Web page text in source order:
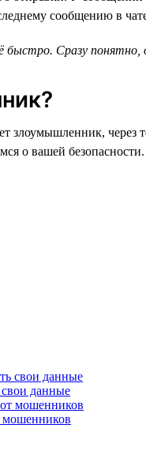
сообщению в
быстро. Сразу понятно,
злоумышленник,
о вашей безопасности.
свои данные
мошенников